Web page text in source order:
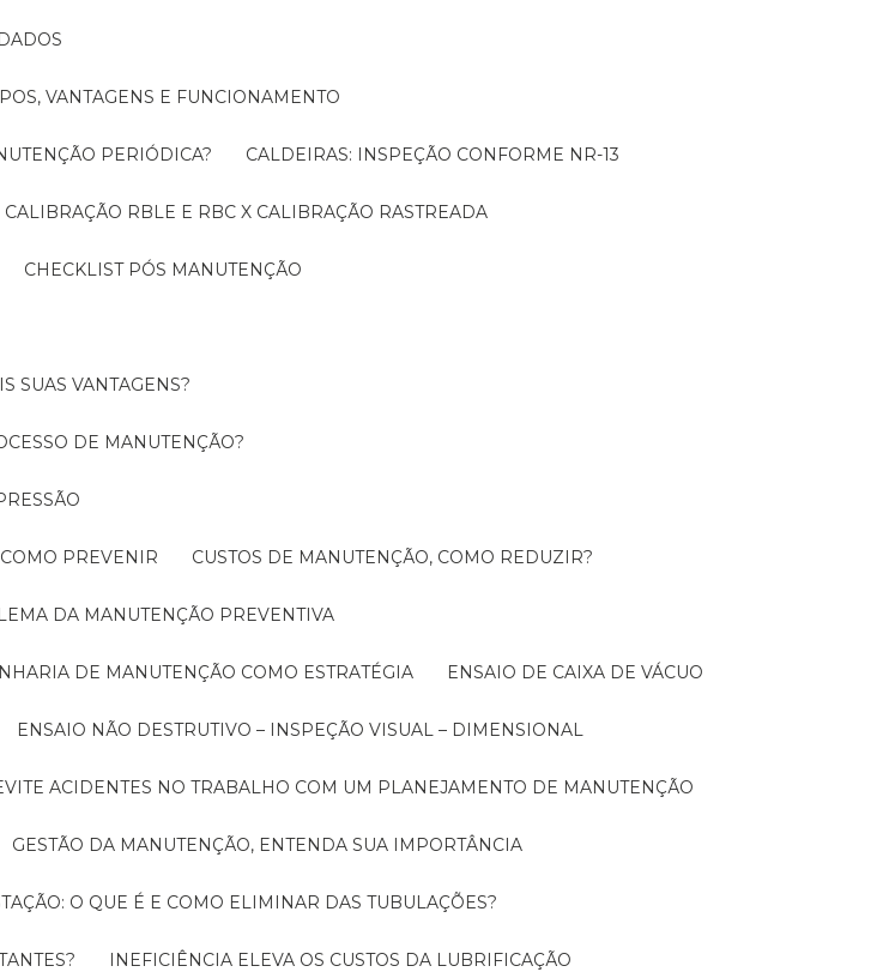
VANTAGENS E FUNCIONAMENTO
PERIÓDICA? CALDEIRAS: INSPEÇÃO CONFORME NR-13
CALIBRAÇÃO RBLE E RBC X CALIBRAÇÃO RASTREADA
CHECKLIST PÓS MANUTENÇÃO
SUAS VANTAGENS?
DE MANUTENÇÃO?
PREVENIR CUSTOS DE MANUTENÇÃO, COMO REDUZIR?
DA MANUTENÇÃO PREVENTIVA
DE MANUTENÇÃO COMO ESTRATÉGIA ENSAIO DE CAIXA DE VÁCUO
ENSAIO NÃO DESTRUTIVO – INSPEÇÃO VISUAL – DIMENSIONAL
EVITE ACIDENTES NO TRABALHO COM UM PLANEJAMENTO DE MANUTENÇÃO
GESTÃO DA MANUTENÇÃO, ENTENDA SUA IMPORTÂNCIA
O QUE É E COMO ELIMINAR DAS TUBULAÇÕES?
INEFICIÊNCIA ELEVA OS CUSTOS DA LUBRIFICAÇÃO